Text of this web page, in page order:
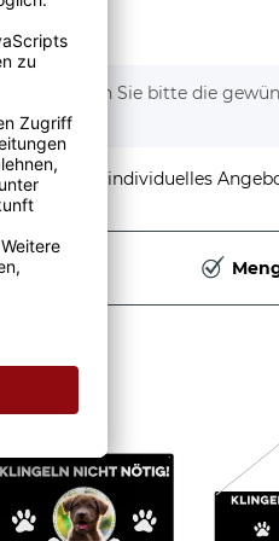
Wählen Sie bitte die
stellen und individuelles